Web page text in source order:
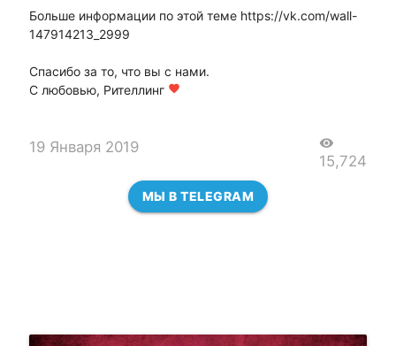
Больше информации по этой теме https://vk.com/wall-
147914213_2999
Спасибо за то, что вы с нами.
С любовью, Рителлинг favorite
19 Января 2019 visibility
15,724
МЫ В TELEGRAM